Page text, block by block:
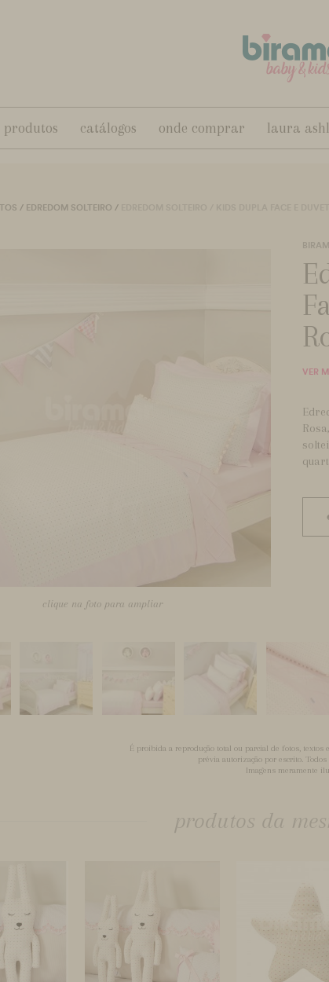
produtos catálogos onde comprar laura
/ EDREDOM SOLTEIRO /
clique na foto para ampliar
VER
É proibida a reprodução total ou parcial de fotos, textos
prévia autorização por escrito.
Imagens meramente
produtos da